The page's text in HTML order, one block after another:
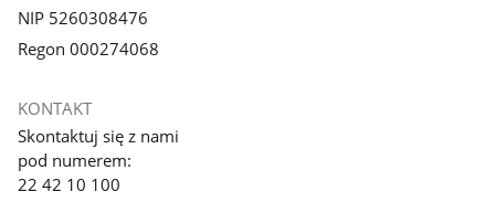
NIP 5260308476
Regon 000274068
KONTAKT
Skontaktuj się z nami
pod numerem:
22 42 10 100